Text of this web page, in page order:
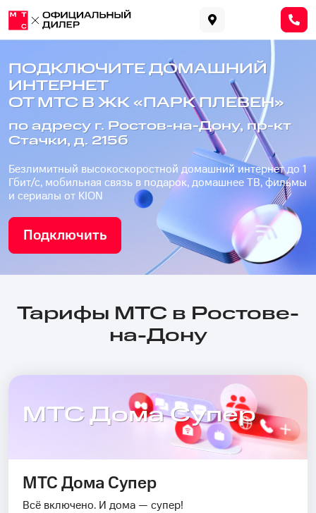
ПОДКЛЮЧИТЕ ДОМАШНИЙ
ИНТЕРНЕТ
ОТ МТС В ЖК «ПАРК ПЛЕВЕН»
по адресу г. Ростов-на-Дону, пр-кт
Стачки, д. 215б
Безлимитный высокоскоростной домашний интернет до 1
Гбит/с, мобильная связь в подарок, домашнее ТВ, фильмы
и сериалы от KION
Подключить
Тарифы МТС в Ростове-
на-Дону
МТС Дома Супер
МТС Дома Супер
Всё включено. И дома — супер!